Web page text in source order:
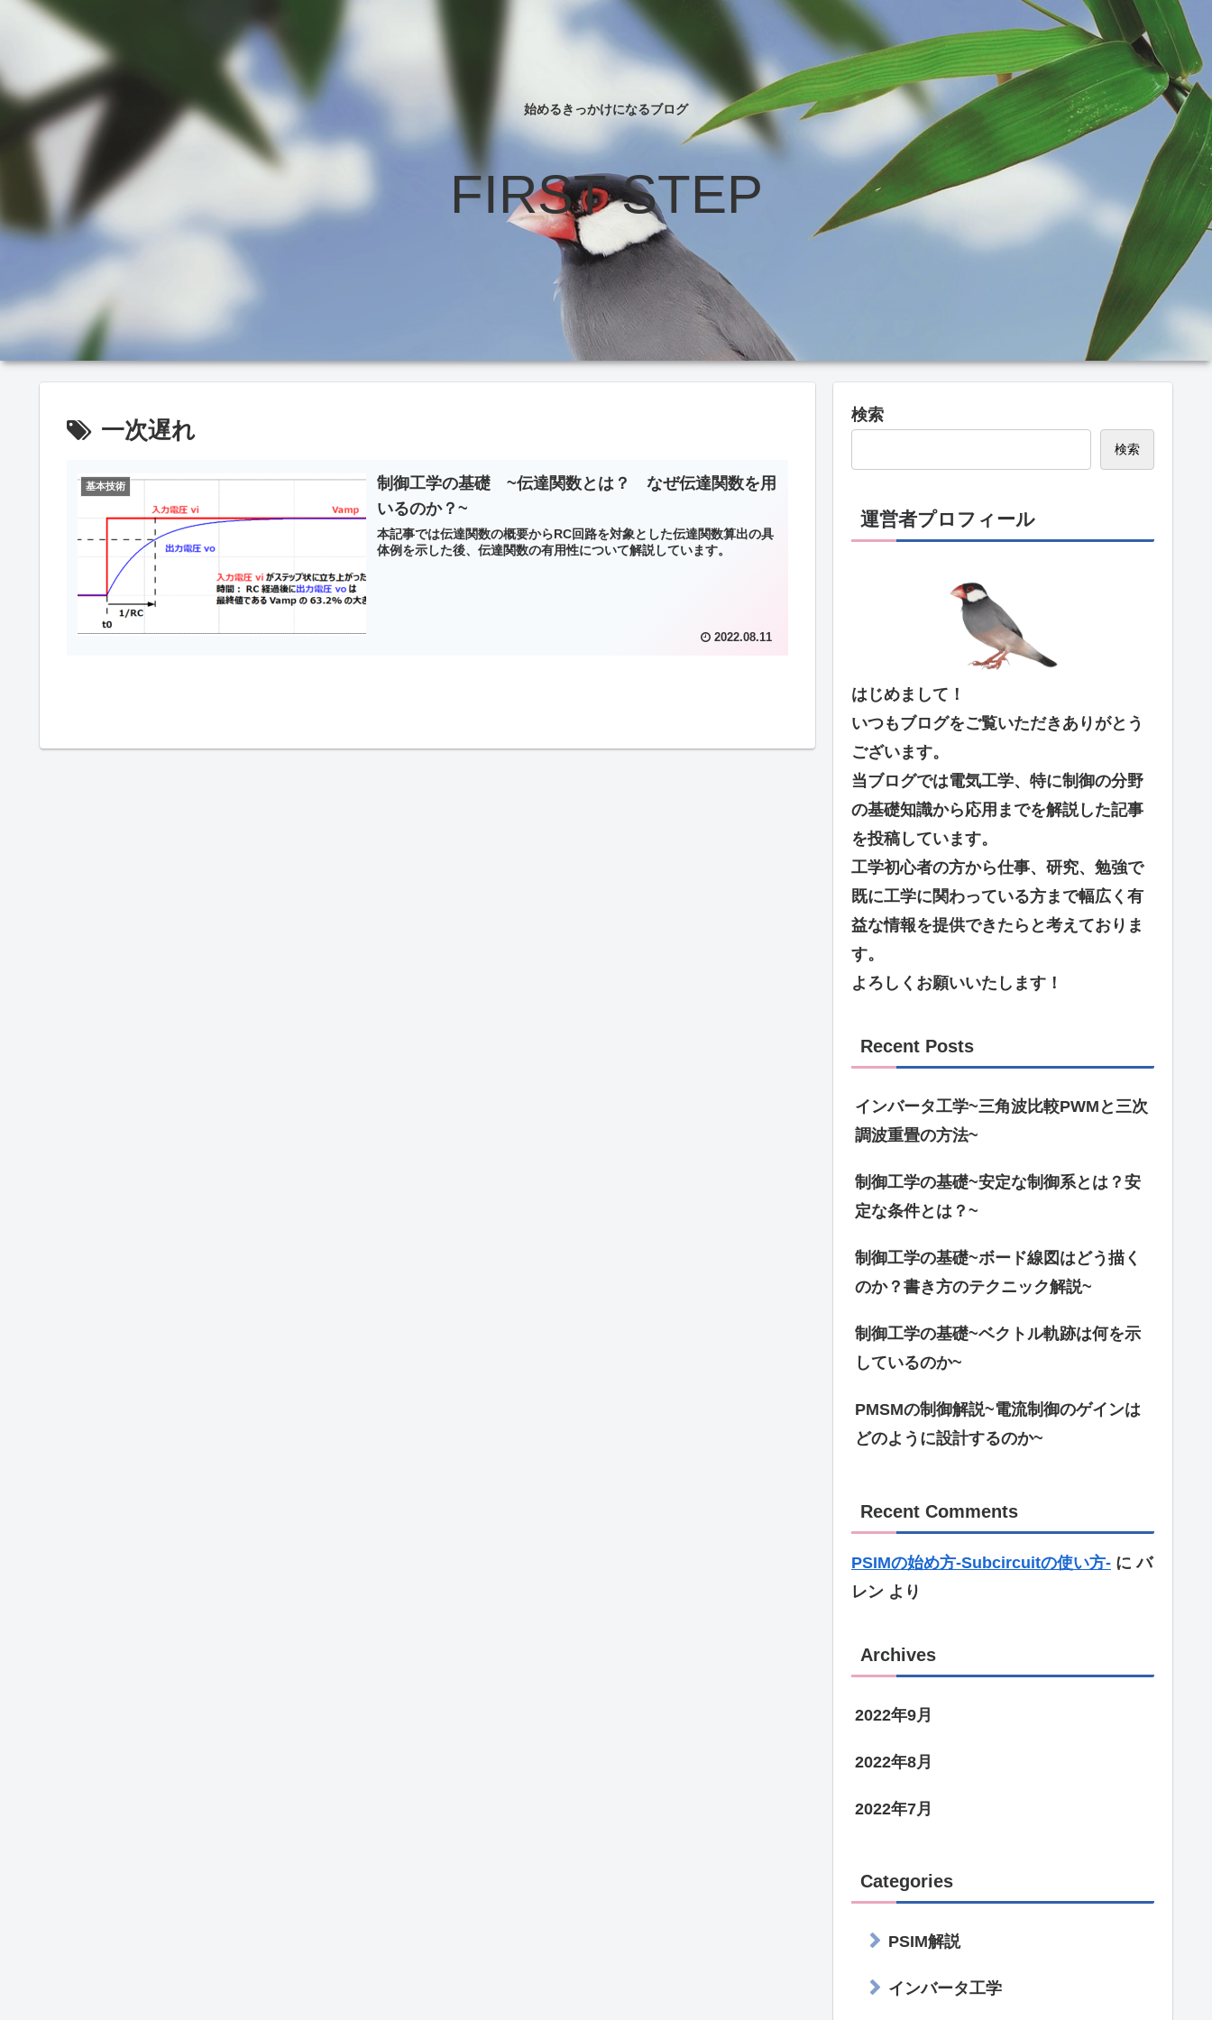
始めるきっかけになるブログ
FIRST STEP
一次遅れ
基本技術
制御工学の基礎 ~伝達関数とは？ なぜ伝達関数を用
いるのか？~
本記事では伝達関数の概要からRC回路を対象とした伝達関数算出の具
体例を示した後、伝達関数の有用性について解説しています。
2022.08.11
検索
検索
運営者プロフィール
はじめまして！
いつもブログをご覧いただきありがとう
ございます。
当ブログでは電気工学、特に制御の分野
の基礎知識から応用までを解説した記事
を投稿しています。
工学初心者の方から仕事、研究、勉強で
既に工学に関わっている方まで幅広く有
益な情報を提供できたらと考えておりま
す。
よろしくお願いいたします！
Recent Posts
インバータ工学~三角波比較PWMと三次
調波重畳の方法~
制御工学の基礎~安定な制御系とは？安
定な条件とは？~
制御工学の基礎~ボード線図はどう描く
のか？書き方のテクニック解説~
制御工学の基礎~ベクトル軌跡は何を示
しているのか~
PMSMの制御解説~電流制御のゲインは
どのように設計するのか~
Recent Comments
PSIMの始め方-Subcircuitの使い方- にバ
レン より
Archives
2022年9月
2022年8月
2022年7月
Categories
PSIM解説
インバータ工学